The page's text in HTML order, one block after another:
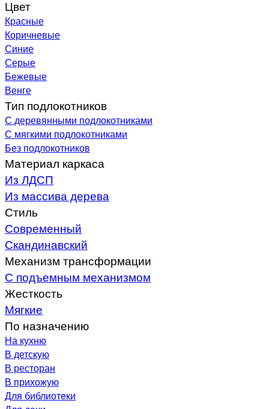
Цвет
Красные
Коричневые
Синие
Серые
Бежевые
Венге
Тип подлокотников
С деревянными подлокотниками
С мягкими подлокотниками
Без подлокотников
Материал каркаса
Из ЛДСП
Из массива дерева
Стиль
Современный
Скандинавский
Механизм трансформации
С подъемным механизмом
Жесткость
Мягкие
По назначению
На кухню
В детскую
В ресторан
В прихожую
Для библиотеки